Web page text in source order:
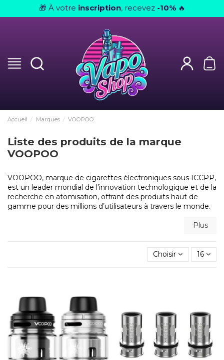
🎁 À votre inscription, recevez -10% 🔥
Accueil Marques VOOPOO
Liste des produits de la marque
VOOPOO
VOOPOO, marque de cigarettes électroniques sous ICCPP,
est un leader mondial de l’innovation technologique et de la
recherche en atomisation, offrant des produits haut de
gamme pour des millions d’utilisateurs à travers le monde.
Plus
Choisir 16